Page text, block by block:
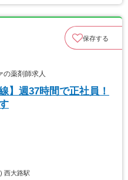
保存する
薬剤師求人
】週37時間で正社員！
西大路駅